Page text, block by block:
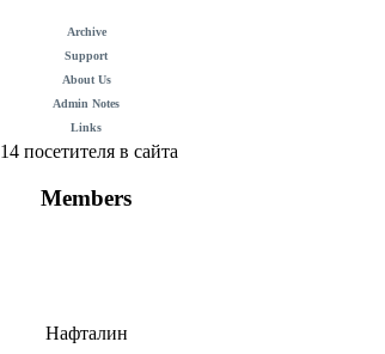
Archive
Support
About Us
Admin Notes
Links
14 посетителя в сайта
Members
Нафталин